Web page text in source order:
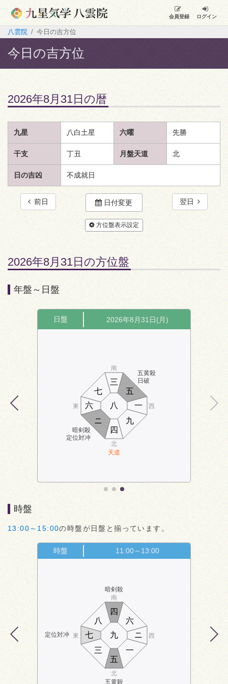
会員登録 ログイン
八雲院 今日の吉方位
今日の吉方位
2026年8月31日の暦
九星 八白土星 六曜 先勝
干支 丁丑 月盤天道 北
日の吉凶 不成就日
前日 日付変更 翌日
方位盤表示設定
2026年8月31日の方位盤
年盤～日盤
日盤 2026年8月31日(月)
五黄殺
日破
暗剣殺
定位対冲
天道
南
北
東 西
四
五
六
七
八
九
一
ニ
三
時盤
13:00～15:00の時盤が日盤と揃っています。
時盤 11:00～13:00
暗剣殺
定位対冲
五黄殺
南
北
東 西
五
六
七
八
九
一
ニ
三
四